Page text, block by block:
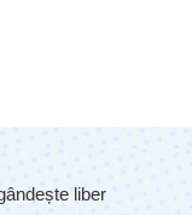
liber